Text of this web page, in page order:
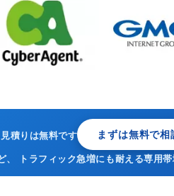
積りは無料です
まずは無料で
トラフィック急増にも耐える専用